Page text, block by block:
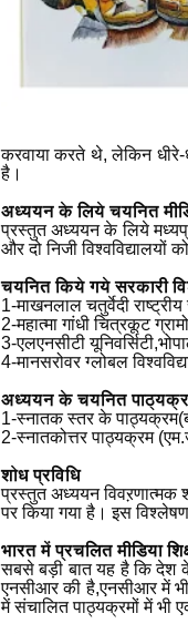
करवाया करते थे, लेकिन धीरे-
है।
अध्ययन के लिये चयनित
प्रस्तुत अध्ययन के लिये
और दो निजी विश्वविद्यालयों
चयनित किये गये सरकारी
1-माखनलाल चतुर्वेदी
2-महात्मा गांधी चित्रकूट
3-एलएनसीटी
4-मानसरोवर ग्लोबल
अध्ययन के चयनित
1-स्नातक स्तर के
2-स्नातकोत्तर पाठ्यक्रम
शोध प्रविधि
प्रस्तुत अध्ययन विवऱणात्मक
पर किया गया है। इस विश्लेषण
भारत में प्रचलित मीडिया
सबसे बड़ी बात यह है कि देश के
एनसीआर की है,एनसीआर में भी
में संचालित पाठ्यक्रमों में भी